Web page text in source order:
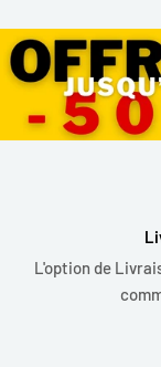
L'option de